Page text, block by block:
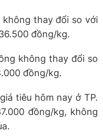
không thay đổi so với
đồng/kg.
không thay đổi so
đồng/kg.
tiêu hôm nay ở TP.
đồng/kg, không